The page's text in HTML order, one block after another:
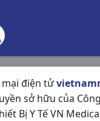
điện tử
sở hữu của
Bị Y Tế VN
sách
/ Chính sách